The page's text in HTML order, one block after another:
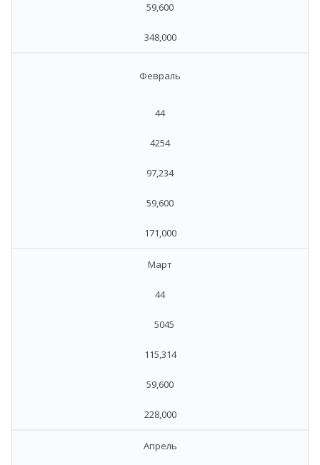
59,600
348,000
Февраль
44
4254
97,234
59,600
171,000
​Март
44
​ 5045
115,314
59,600
228,000
​Апрель